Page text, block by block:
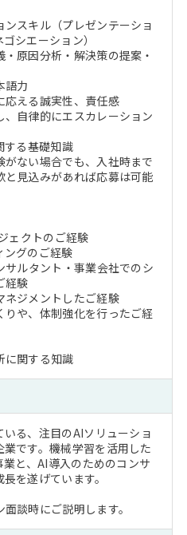
ンスキル（プレゼンテーショ
シエーション）
原因分析・解決策の提案・
語力
応える誠実性、責任感
、自律的にエスカレーション
する基礎知識
がない場合でも、入社時まで
見込みがあれば応募は可能
ェクトのご経験
ングのご経験
サルタント・事業会社でのシ
経験
ネジメントしたご経験
りや、体制強化を行ったご経
に関する知識
る、注目のAIソリューショ
です。機械学習を活用した
と、AI導入のためのコンサ
を遂げています。
談時にご説明します。